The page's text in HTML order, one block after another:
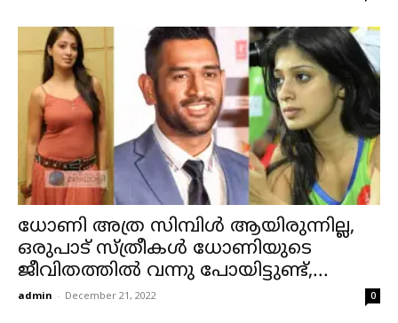
ധോണി അത്ര സിമ്പിൾ ആയിരുന്നില്ല,
ഒരുപാട് സ്ത്രീകൾ ധോണിയുടെ
ജീവിതത്തിൽ വന്നു പോയിട്ടുണ്ട്,...
admin - December 21, 2022 0